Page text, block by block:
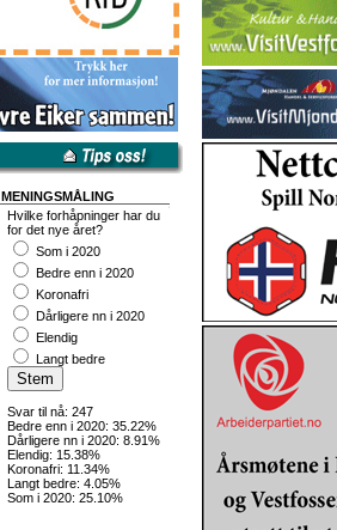
MENINGSMÅLING
Hvilke forhåpninger har du
for det nye året?
Som i 2020
Bedre enn i 2020
Koronafri
Dårligere nn i 2020
Elendig
Langt bedre
Svar til nå: 247
Bedre enn i 2020: 35.22%
Dårligere nn i 2020: 8.91%
Elendig: 15.38%
Koronafri: 11.34%
Langt bedre: 4.05%
Som i 2020: 25.10%